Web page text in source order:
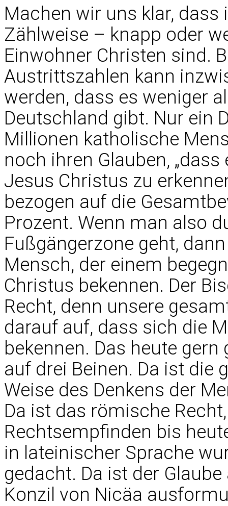
Machen wir uns klar,
Zählweise – knapp oder
Einwohner Christen sind.
Austrittszahlen kann
werden, dass es weniger
Deutschland gibt. Nur ein
Millionen katholische
noch ihren Glauben,
Jesus Christus zu
bezogen auf die
Prozent. Wenn man also
Fußgängerzone geht,
Mensch, der einem
Christus bekennen. Der
Recht, denn unsere
darauf auf, dass sich die
bekennen. Das heute
auf drei Beinen. Da ist die
Weise des Denkens der
Da ist das römische
Rechtsempfinden bis
in lateinischer Sprache
gedacht. Da ist der
Konzil von Nicäa